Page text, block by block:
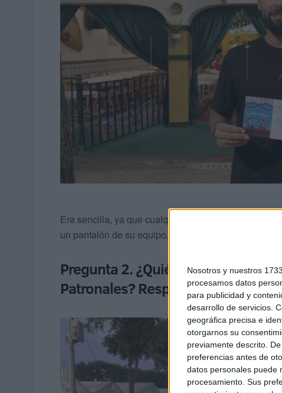
Nosotros y nuestros 1733
procesamos datos
para publicidad y
desarrollo de servicios.
geográfica precisa e
otorgarnos su
previamente descrito.
preferencias antes de
datos personales puede
procesamiento. Sus
Era sencilla, ya que cualquier aficionado del Ceuta
un pantalón de su equipo.
Pregunta 2. ¿Quién es el autor del
Patronales? Respuesta: Cristian